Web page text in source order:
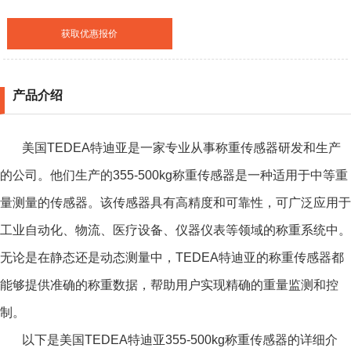
获取优惠报价
产品介绍
美国TEDEA特迪亚是一家专业从事称重传感器研发和生产
的公司。他们生产的355-500kg称重传感器是一种适用于中等重
量测量的传感器。该传感器具有高精度和可靠性，可广泛应用于
工业自动化、物流、医疗设备、仪器仪表等领域的称重系统中。
无论是在静态还是动态测量中，TEDEA特迪亚的称重传感器都
能够提供准确的称重数据，帮助用户实现精确的重量监测和控
制。
以下是美国TEDEA特迪亚355-500kg称重传感器的详细介